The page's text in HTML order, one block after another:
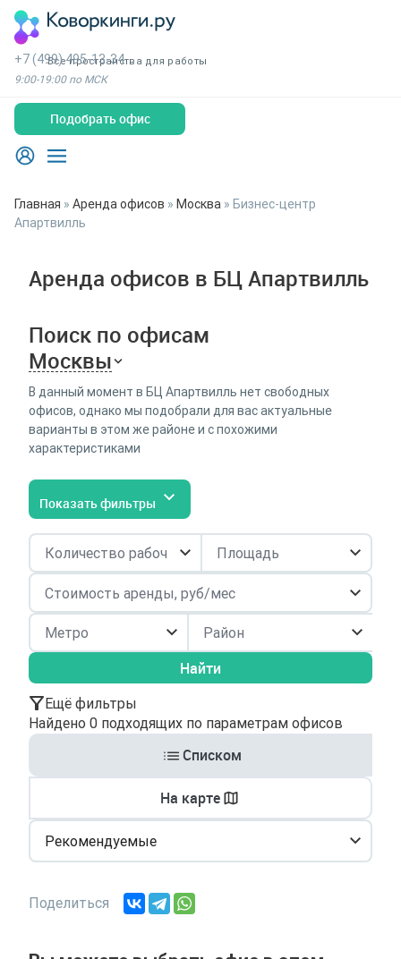
Все пространства для работы
+7 (499) 495-13-34
9:00-19:00 по МСК
Подобрать офис
Главная » Аренда офисов » Москва » Бизнес-центр
Апартвилль
Аренда офисов в БЦ Апартвилль
Поиск по офисам
Москвы
В данный момент в БЦ Апартвилль нет свободных
офисов, однако мы подобрали для вас актуальные
варианты в этом же районе и с похожими
характеристиками
Показать фильтры
Район
Найти
Ещё фильтры
Найдено 0 подходящих по параметрам офисов
Списком
На карте
Рекомендуемые
Поделиться